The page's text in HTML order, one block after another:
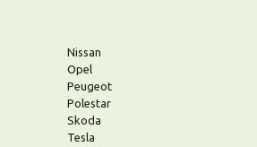
Nissan
Opel
Peugeot
Polestar
Skoda
Tesla